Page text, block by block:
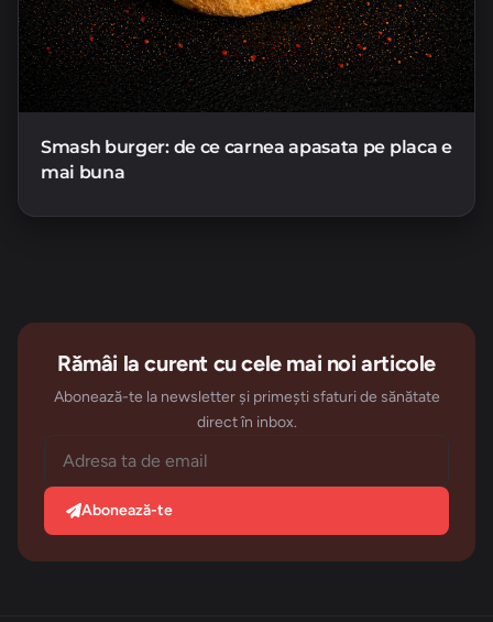
Smash burger: de ce carnea apasata pe placa e
mai buna
Rămâi la curent cu cele mai noi articole
Abonează-te la newsletter și primești sfaturi de sănătate
direct în inbox.
Abonează-te